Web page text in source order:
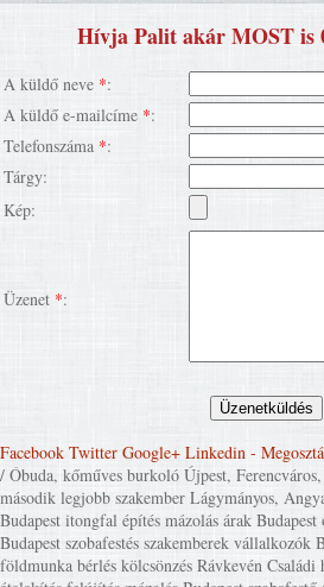
Hívja Palit akár MOST is
A küldő neve *:
A küldő e-mailcíme *:
Telefonszáma *:
Tárgy:
Kép:
Üzenet *:
Facebook Twitter Google+ Linkedin -
/ Óbuda, kőműves burkoló Újpest,
második legjobb szakember Lágymányos,
Budapest itongfal építés mázolás árak Budapest
Budapest szobafestés szakemberek vállalkozók
földmunka bérlés kölcsönzés Rávkevén Családi